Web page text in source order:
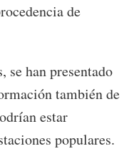
de
se han presentado
también de
estar
populares.